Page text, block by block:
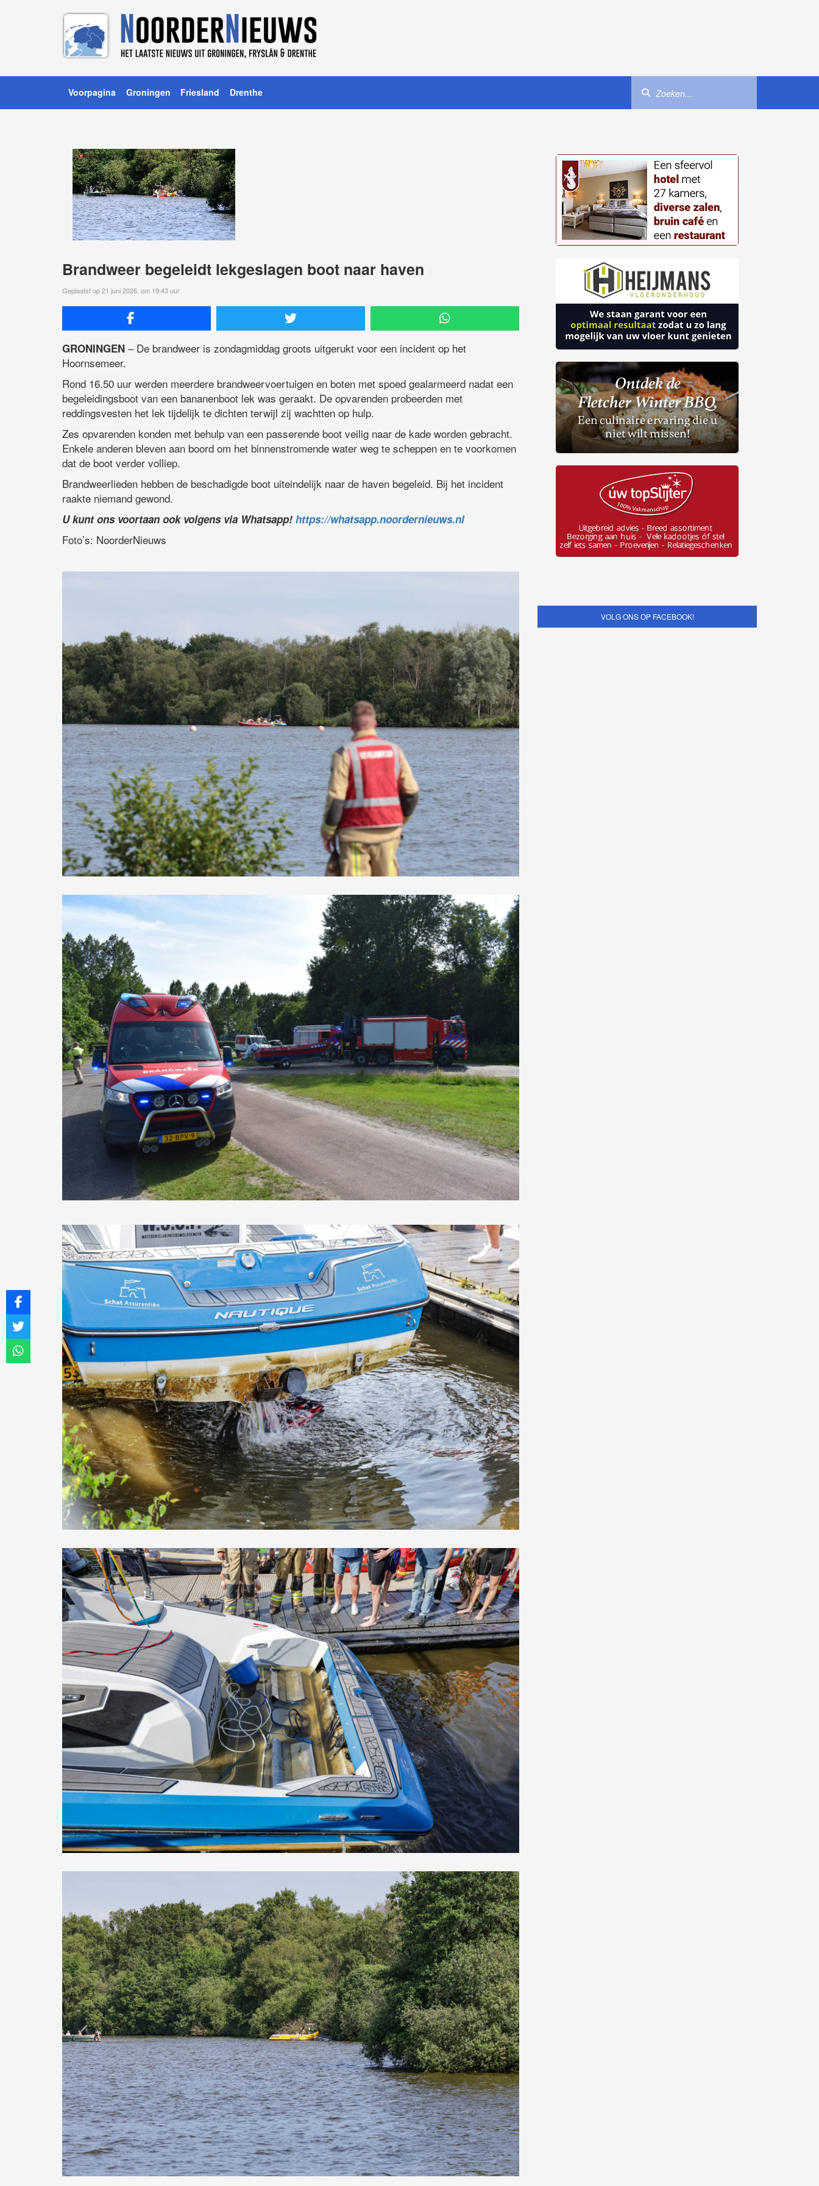
Voorpagina Groningen Friesland Drenthe
Brandweer begeleidt lekgeslagen boot naar haven
Geplaatst op 21 juni 2026, om 19:43 uur
GRONINGEN – De brandweer is zondagmiddag groots uitgerukt voor een incident op het
Hoornsemeer.
Rond 16.50 uur werden meerdere brandweervoertuigen en boten met spoed gealarmeerd nadat een
begeleidingsboot van een bananenboot lek was geraakt. De opvarenden probeerden met
reddingsvesten het lek tijdelijk te dichten terwijl zij wachtten op hulp.
Zes opvarenden konden met behulp van een passerende boot veilig naar de kade worden gebracht.
Enkele anderen bleven aan boord om het binnenstromende water weg te scheppen en te voorkomen
dat de boot verder volliep.
Brandweerlieden hebben de beschadigde boot uiteindelijk naar de haven begeleid. Bij het incident
raakte niemand gewond.
U kunt ons voortaan ook volgens via Whatsapp! https://whatsapp.noordernieuws.nl
Foto’s: NoorderNieuws
VOLG ONS OP FACEBOOK!